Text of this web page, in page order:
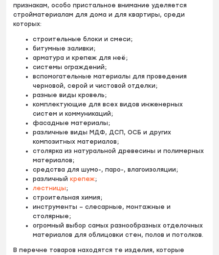
признакам, особо пристальное внимание уделяется
стройматериалам для дома и для квартиры, среди
которых:
строительные блоки и смеси;
битумные заливки;
арматура и крепеж для неё;
системы ограждений;
вспомогательные материалы для проведения
черновой, серой и чистовой отделки;
разные виды кровель;
комплектующие для всех видов инженерных
систем и коммуникаций;
фасадные материалы;
различные виды МДФ, ДСП, ОСБ и других
композитных материалов;
столярка из натуральной древесины и полимерных
материалов;
средства для шумо-, паро-, влагоизоляции;
различныйкрепеж;
лестницы;
строительная химия;
инструменты – слесарные, монтажные и
столярные;
огромный выбор самых разнообразных отделочных
материалов для облицовки стен, полов и потолков.
В перечне товаров находятся те изделия, которые